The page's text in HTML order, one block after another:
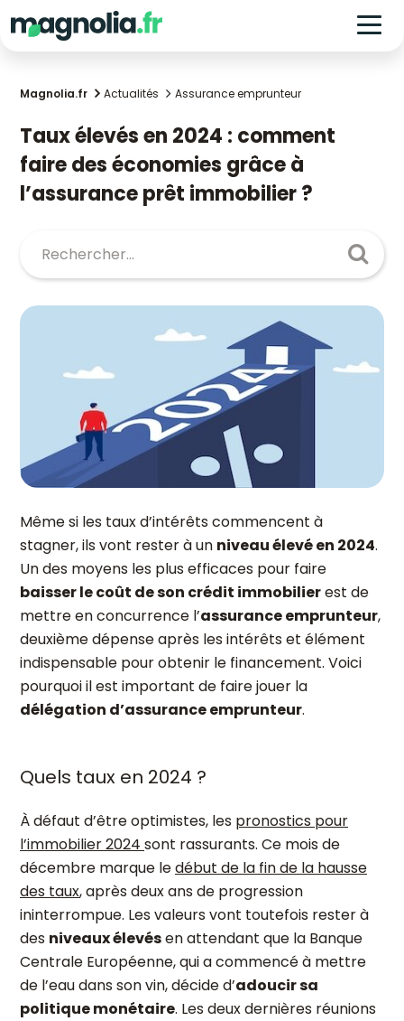
Magnolia.fr Actualités Assurance emprunteur
Taux élevés en 2024 : comment
faire des économies grâce à
l’assurance prêt immobilier ?
Même si les taux d’intérêts commencent à
stagner, ils vont rester à un niveau élevé en 2024.
Un des moyens les plus efficaces pour faire
baisser le coût de son crédit immobilierest de
mettre en concurrence l’assurance emprunteur,
deuxième dépense après les intérêts et élément
indispensable pour obtenir le financement. Voici
pourquoi il est important de faire jouer la
délégation d’assurance emprunteur.
Quels taux en 2024 ?
À défaut d’être optimistes, les pronostics pour
l’immobilier 2024 sont rassurants. Ce mois de
décembre marque ledébut de la fin de la hausse
des taux, après deux ans de progression
ininterrompue. Les valeurs vont toutefois rester à
des niveaux élevésen attendant que la Banque
Centrale Européenne, qui a commencé à mettre
de l’eau dans son vin, décide d’adoucir sa
politique monétaire. Les deux dernières réunions